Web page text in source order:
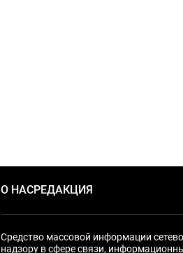
О НАСРЕДАКЦИЯ
Средство массовой информации
надзору в сфере связи,